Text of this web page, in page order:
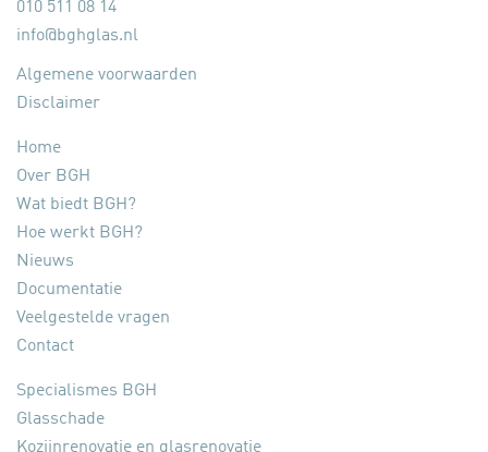
010 511 08 14
info@bghglas.nl
Algemene voorwaarden
Disclaimer
Home
Over BGH
Wat biedt BGH?
Hoe werkt BGH?
Nieuws
Documentatie
Veelgestelde vragen
Contact
Specialismes BGH
Glasschade
Kozijnrenovatie en glasrenovatie